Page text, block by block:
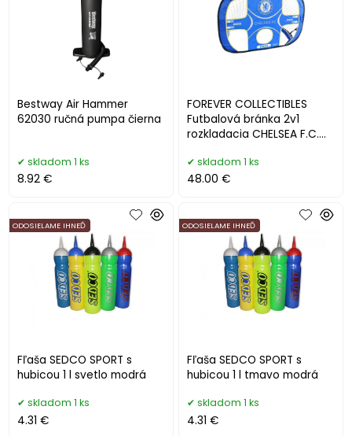
Bestway Air Hammer
62030 ručná pumpa čierna
skladom 1 ks
8.92 €
FOREVER COLLECTIBLES
Futbalová bránka 2v1
rozkladacia CHELSEA F.C.
skladom 1 ks
48.00 €
Fľaša SEDCO SPORT s
hubicou 1 l svetlo modrá
ODOSIELAME IHNEĎ
skladom 1 ks
4.31 €
Fľaša SEDCO SPORT s
hubicou 1 l tmavo modrá
ODOSIELAME IHNEĎ
skladom 1 ks
4.31 €